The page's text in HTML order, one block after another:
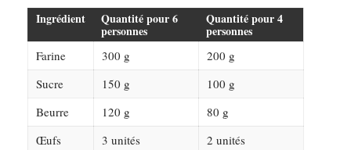
Ingrédient Quantité pour 6
personnes
Quantité pour 4
personnes
Farine 300 g
200 g
Sucre
150 g
100 g
Beurre
120 g
80 g
Œufs
3 unités 2 unités